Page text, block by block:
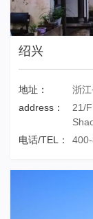
绍兴
地址：
浙
address：
21/
电话/TEL：